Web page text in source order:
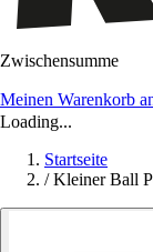
Zwischensumme
Meinen Warenkorb
Loading...
Startseite
/ Kleiner Ball